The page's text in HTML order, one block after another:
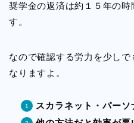
奨学金の返済は約１５年の時
す。
なので確認する労力を少し
なりますよ。
スカラネット・パーソ